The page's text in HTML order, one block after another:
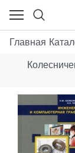
Главная